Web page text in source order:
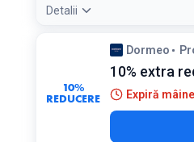
Detalii
Reducerea suplimentară
10%
REDUCERE
Dormeo
10% extra
Expiră mâine